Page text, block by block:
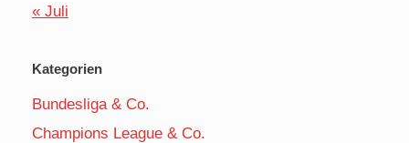
« Juli
Kategorien
Bundesliga & Co.
Champions League & Co.